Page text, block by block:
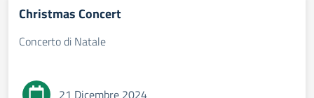
Christmas Concert
Concerto di Natale
21 Dicembre 2024